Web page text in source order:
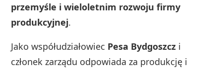
przemyśle i wieloletnim rozwoju firmy
produkcyjnej.
Jako współudziałowiec Pesa Bydgoszcz i
członek zarządu odpowiada za produkcję i